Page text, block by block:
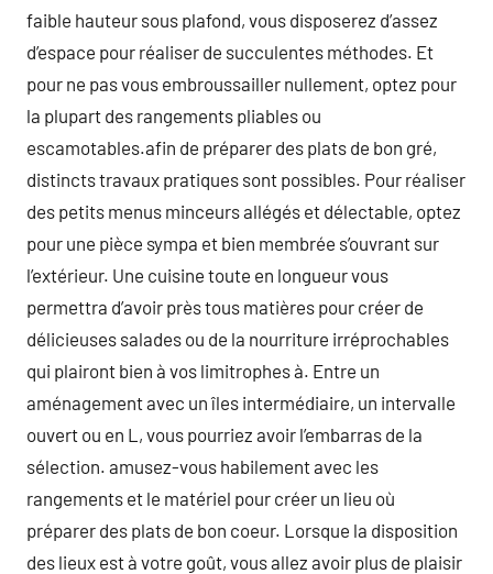
faible hauteur sous plafond, vous disposerez d’assez
d’espace pour réaliser de succulentes méthodes. Et
pour ne pas vous embroussailler nullement, optez pour
la plupart des rangements pliables ou
escamotables.afin de préparer des plats de bon gré,
distincts travaux pratiques sont possibles. Pour réaliser
des petits menus minceurs allégés et délectable, optez
pour une pièce sympa et bien membrée s’ouvrant sur
l’extérieur. Une cuisine toute en longueur vous
permettra d’avoir près tous matières pour créer de
délicieuses salades ou de la nourriture irréprochables
qui plairont bien à vos limitrophes à. Entre un
aménagement avec un îles intermédiaire, un intervalle
ouvert ou en L, vous pourriez avoir l’embarras de la
sélection. amusez-vous habilement avec les
rangements et le matériel pour créer un lieu où
préparer des plats de bon coeur. Lorsque la disposition
des lieux est à votre goût, vous allez avoir plus de plaisir